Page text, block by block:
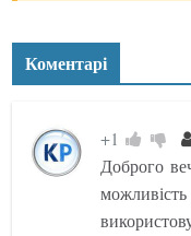
Коментарі
+1
Доброго